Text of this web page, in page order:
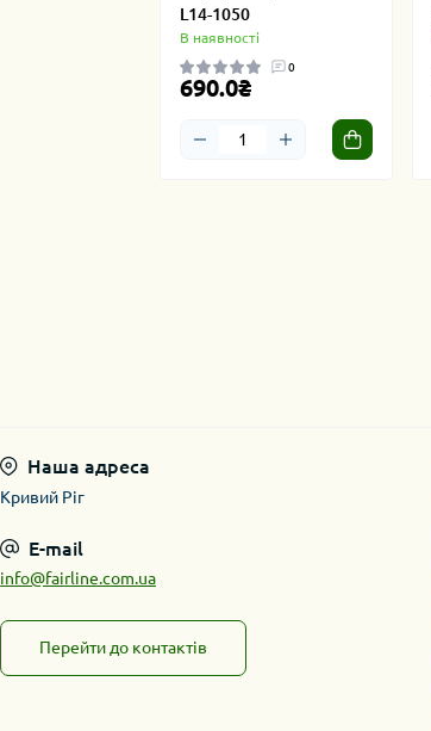
L14-1050
В наявності
0
690.0₴
Наша адреса
Кривий Ріг
E-mail
info@fairline.com.ua
Перейти до контактів